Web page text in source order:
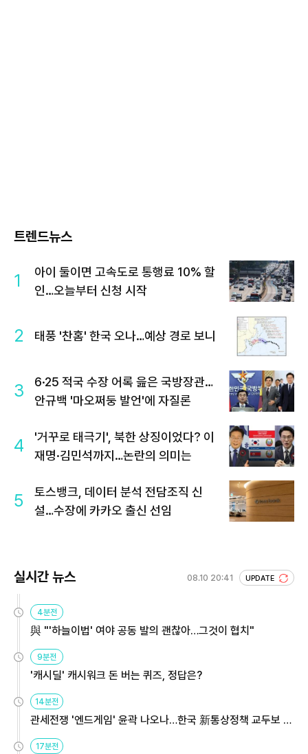
트렌드뉴스
1
아이 둘이면 고속도로 통행료 10% 할
인…오늘부터 신청 시작
2 태풍 '찬홈' 한국 오나…예상 경로 보니
3
6·25 적국 수장 어록 읊은 국방장관…
안규백 '마오쩌둥 발언'에 자질론
4
'거꾸로 태극기', 북한 상징이었다? 이
재명·김민석까지…논란의 의미는
5
토스뱅크, 데이터 분석 전담조직 신
설…수장에 카카오 출신 선임
실시간 뉴스 08.10 20:41 UPDATE
4분전
與 "'하늘이법' 여야 공동 발의 괜찮아…그것이 협치"
9분전
'캐시딜' 캐시워크 돈 버는 퀴즈, 정답은?
14분전
관세전쟁 '엔드게임' 윤곽 나오나…한국 新통상정책 교두보 활
용해야
17분전